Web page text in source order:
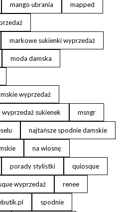
mango ubrania mapped
markowe sukienki wyprzedaż
moda damska
wyprzedaż
sukienek msngr
najtańsze spodnie damskie
na wiosnę
porady stylistki quiosque
wyprzedaż renee
spodnie